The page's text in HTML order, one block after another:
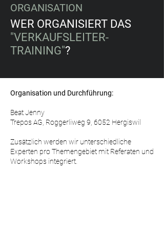
ORGANISATION
WER ORGANISIERT DAS
"VERKAUFSLEITER-
TRAINING"?
Organisation und Durchführung:
Beat Jenny
Trepos AG, Roggerliweg 9, 6052 Hergiswil
Zusätzlich werden wir unterschiedliche
Experten pro Themengebiet mit Referaten und
Workshops integriert.